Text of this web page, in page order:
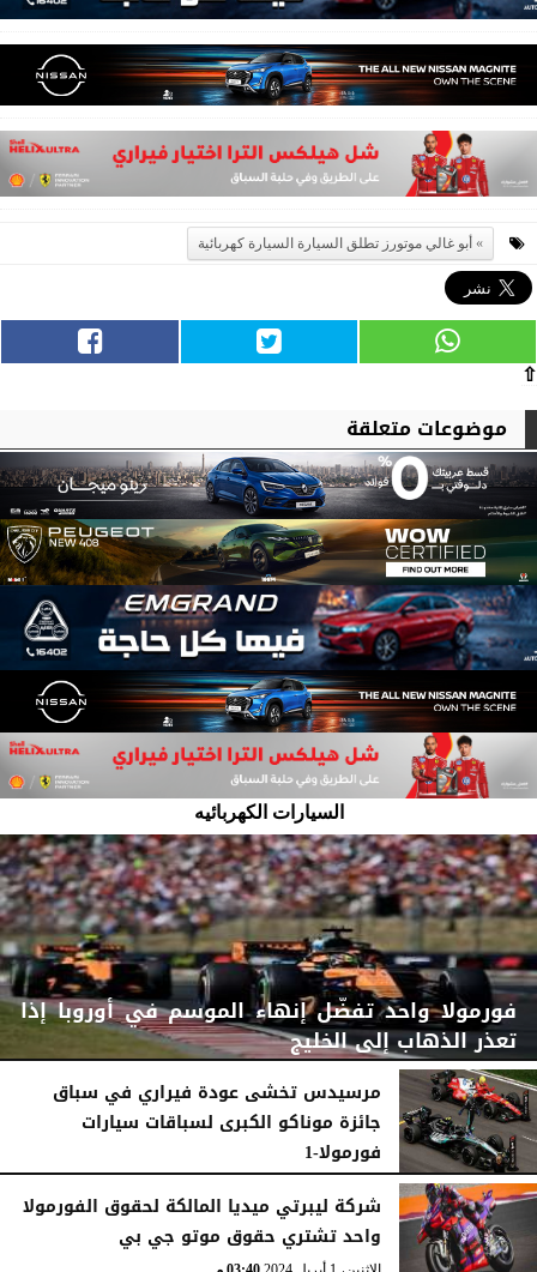
أبو غالي موتورز تطلق السيارة السيارة كهربائية
⇧
موضوعات متعلقة
السيارات الكهربائيه
فورمولا واحد تفضّل إنهاء الموسم في أوروبا إذا
تعذر الذهاب إلى الخليج
السبت، 1 أغسطس 2026 03:02 مـ
مرسيدس تخشى عودة فيراري في سباق
جائزة موناكو الكبرى لسباقات سيارات
فورمولا-1
السبت، 6 يونيو 2026 05:22 مـ
شركة ليبرتي ميديا المالكة لحقوق الفورمولا
واحد تشتري حقوق موتو جي بي